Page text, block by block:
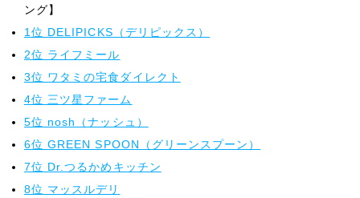
ング】
1位 DELIPICKS（デリピックス）
2位 ライフミール
3位 ワタミの宅食ダイレクト
4位 三ツ星ファーム
5位 nosh（ナッシュ）
6位 GREEN SPOON（グリーンスプーン）
7位 Dr.つるかめキッチン
8位 マッスルデリ